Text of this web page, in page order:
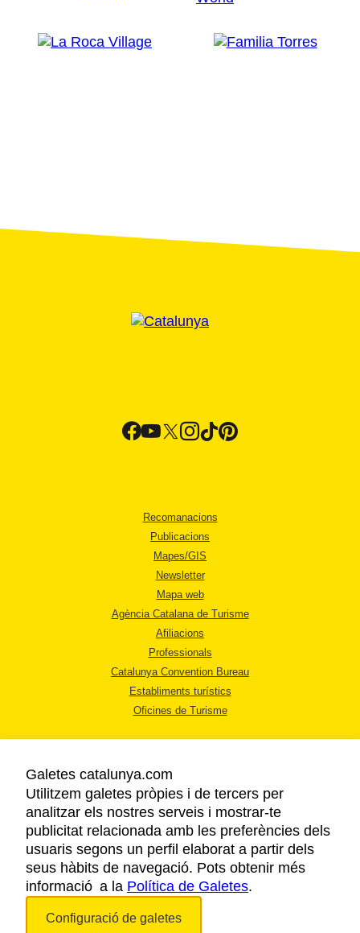
Recomanacions
Publicacions
Mapes/GIS
Newsletter
Mapa web
Agència Catalana de Turisme
Afiliacions
Professionals
Catalunya Convention Bureau
Establiments turístics
Oficines de Turisme
AVÍS LEGAL
POLÍTICA DE PRIVACITAT
COOKIES
ACCESSIBILITAT
Galetes catalunya.com
Utilitzem galetes pròpies i de tercers per
analitzar els nostres serveis i mostrar-te
publicitat relacionada amb les preferències dels
usuaris segons un perfil elaborat a partir dels
seus hàbits de navegació. Pots obtenir més
informació a la Política de Galetes.
Configuració de galetes